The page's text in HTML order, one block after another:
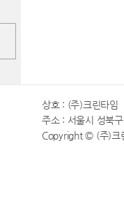
상호 : (주)크린타
주소 : 서울시 성북
Copyright © (주)크